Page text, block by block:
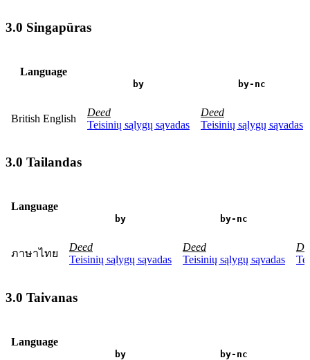
3.0 Singapūras
Language
by by-nc
British English
Deed
Teisinių sąlygų sąvadas
Deed
Teisinių sąlygų sąvadas
3.0 Tailandas
Language
by by-nc
ภาษาไทย
Deed
Teisinių sąlygų sąvadas
Deed
Teisinių sąlygų sąvadas
3.0 Taivanas
Language
by by-nc